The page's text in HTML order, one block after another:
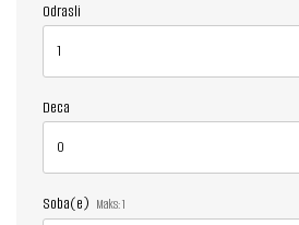
Odrasli
Deca
Soba(e) Maks:1